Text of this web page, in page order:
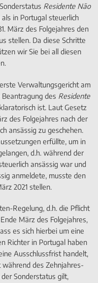
Residente Não
in Portugal steuerlich
März des Folgejahres den
stellen. Da diese Schritte
wir Sie bei all diesen
Verwaltungsgericht am
Beantragung des Residente
ist. Laut Gesetz
des Folgejahres nach der
ansässig zu geschehen.
erfüllte, um in
d.h. während der
ansässig war und
anmeldete, musste den
2021 stellen.
Regelung, d.h. die Pflicht
März des Folgejahres,
es sich hierbei um eine
Richter in Portugal haben
Ausschlussfrist handelt,
des Zehnjahres-
Sonderstatus gilt,